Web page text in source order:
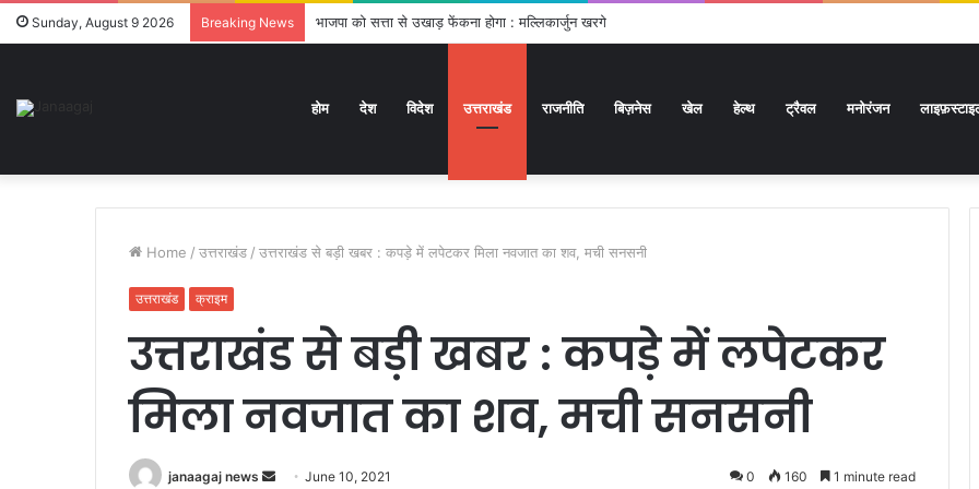
Sunday, August 9 2026 Breaking News भाजपा को सत्ता से उखाड़ फेंकना होगा : मल्लिकार्जुन खरगे
होम देश विदेश उत्तराखंड राजनीति बिज़नेस खेल हेल्थ ट्रैवल मनोरंजन
Home / उत्तराखंड / उत्तराखंड से बड़ी खबर : कपड़े में लपेटकर मिला नवजात का शव, मची सनसनी
उत्तराखंड क्राइम
उत्तराखंड से बड़ी खबर : कपड़े में लपेटकर
मिला नवजात का शव, मची सनसनी
janaagaj news
SendJune 10, 2021 0 160 1 minute read